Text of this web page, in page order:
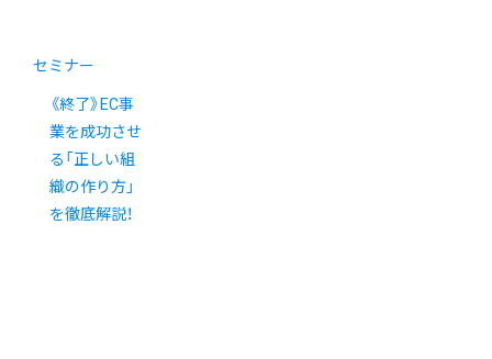
セミナー
《終了》EC事
業を成功させ
る「正しい組
織の作り方」
を徹底解説！